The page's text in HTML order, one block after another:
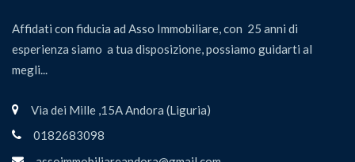
Affidati con fiducia ad Asso Immobiliare, con 25 anni di
esperienza siamo a tua disposizione, possiamo guidarti al
megli...
Via dei Mille ,15A Andora (Liguria)
0182683098